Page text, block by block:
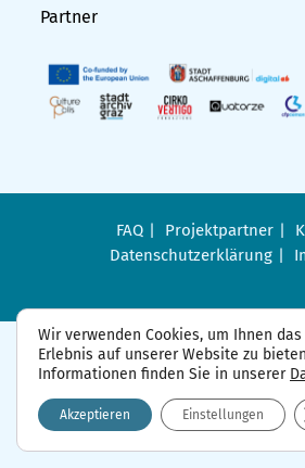
Partner
FAQ Projektpartner
Datenschutzerklärung
Wir verwenden Cookies, um Ihnen
Erlebnis auf unserer Website zu
Informationen finden Sie in unserer
Akzeptieren Einstellungen